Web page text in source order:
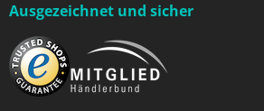
Ausgezeichnet und sicher